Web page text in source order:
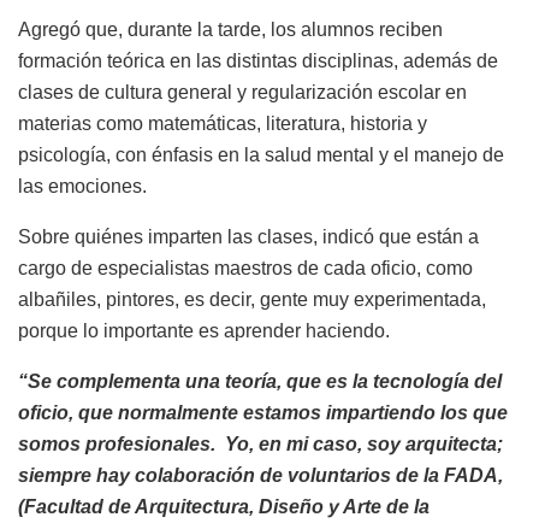
Agregó que, durante la tarde, los alumnos reciben
formación teórica en las distintas disciplinas, además de
clases de cultura general y regularización escolar en
materias como matemáticas, literatura, historia y
psicología, con énfasis en la salud mental y el manejo de
las emociones.
Sobre quiénes imparten las clases, indicó que están a
cargo de especialistas maestros de cada oficio, como
albañiles, pintores, es decir, gente muy experimentada,
porque lo importante es aprender haciendo.
“Se complementa una teoría, que es la tecnología del
oficio, que normalmente estamos impartiendo los que
somos profesionales. Yo, en mi caso, soy arquitecta;
siempre hay colaboración de voluntarios de la FADA,
(Facultad de Arquitectura, Diseño y Arte de la